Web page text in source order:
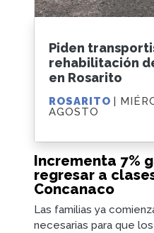
Incrementa 7%
regresar a
Concanaco
Las familias ya
necesarias para que
Piden
rehabilitación
en Rosarito
ROSARITO
|
AGOSTO